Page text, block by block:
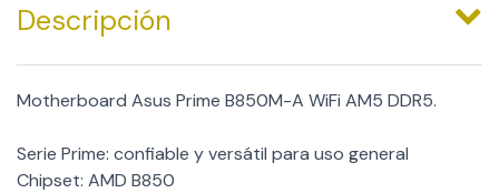
Descripción
Motherboard Asus Prime B850M-A WiFi AM5 DDR5.
Serie Prime: confiable y versátil para uso general
Chipset: AMD B850